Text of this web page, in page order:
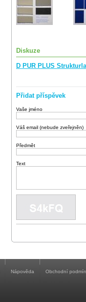
Diskuze
D PUR PLUS
Přidat příspěvek
Vaše jméno
Váš email (nebude zveřejněn)
Předmět
Text
Nápověda Obchodní